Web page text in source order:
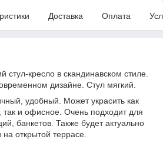
Доставка Оплата
стул-кресло в скандинавском стиле.
дизайне. Стул мягкий.
удобный. Может украсить как
и офисное. Очень подходит для
банкетов. Также будет актуально
открытой террасе.